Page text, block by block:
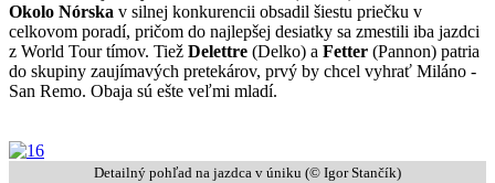
Okolo Nórska v silnej konkurencii obsadil šiestu priečku v
celkovom poradí, pričom do najlepšej desiatky sa zmestili iba jazdci
z World Tour tímov. Tiež Delettre (Delko) a Fetter (Pannon) patria
do skupiny zaujímavých pretekárov, prvý by chcel vyhrať Miláno -
San Remo. Obaja sú ešte veľmi mladí.
Detailný pohľad na jazdca v úniku (© Igor Stančík)